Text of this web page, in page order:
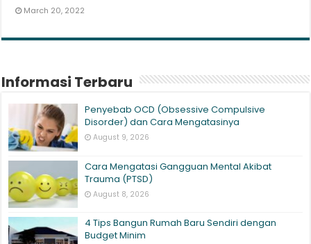
March 20, 2022
Informasi Terbaru
Penyebab OCD (Obsessive Compulsive
Disorder) dan Cara Mengatasinya
August 9, 2026
Cara Mengatasi Gangguan Mental Akibat
Trauma (PTSD)
August 8, 2026
4 Tips Bangun Rumah Baru Sendiri dengan
Budget Minim